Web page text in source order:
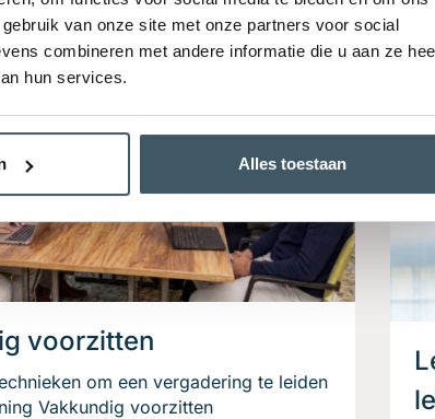
van onze site met onze partners voor social
combineren met andere informatie die u aan ze
hun services.
Alles toestaan
voorzitten
om een vergadering te leiden
Vakkundig voorzitten